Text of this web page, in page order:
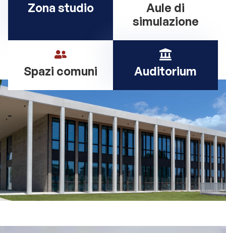
Zona studio
Aule di
simulazione
Spazi comuni Auditorium